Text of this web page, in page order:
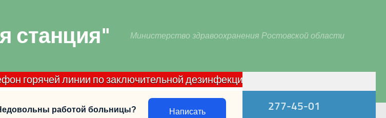
станция" Министерство здравоохранения Ростовской области
линии по заключительной дезинфекции домашних очагов по COVID-19:
работой больницы? Написать 277-45-01